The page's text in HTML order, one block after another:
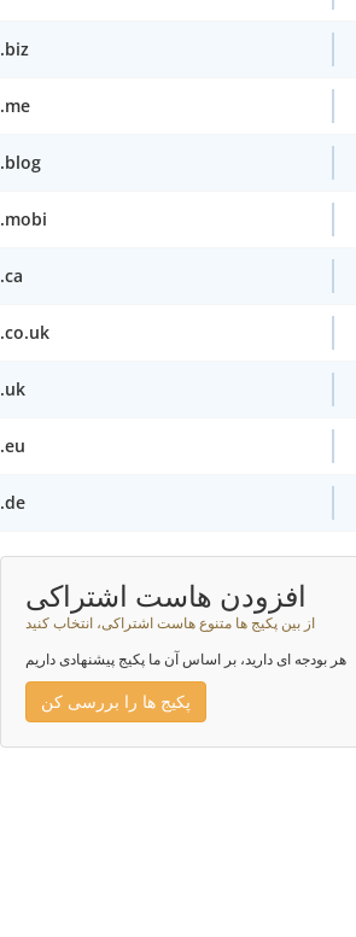
.biz
.me
.blog
.mobi
.ca
.co.uk
.uk
.eu
.de
افزودن هاست اشتراکی
از بین پکیج ها متنوع هاست اشتراکی، انتخاب کنید
هر بودجه ای دارید، بر اساس آن ما پکیج پیشنهادی داریم
پکیج ها را بررسی کن